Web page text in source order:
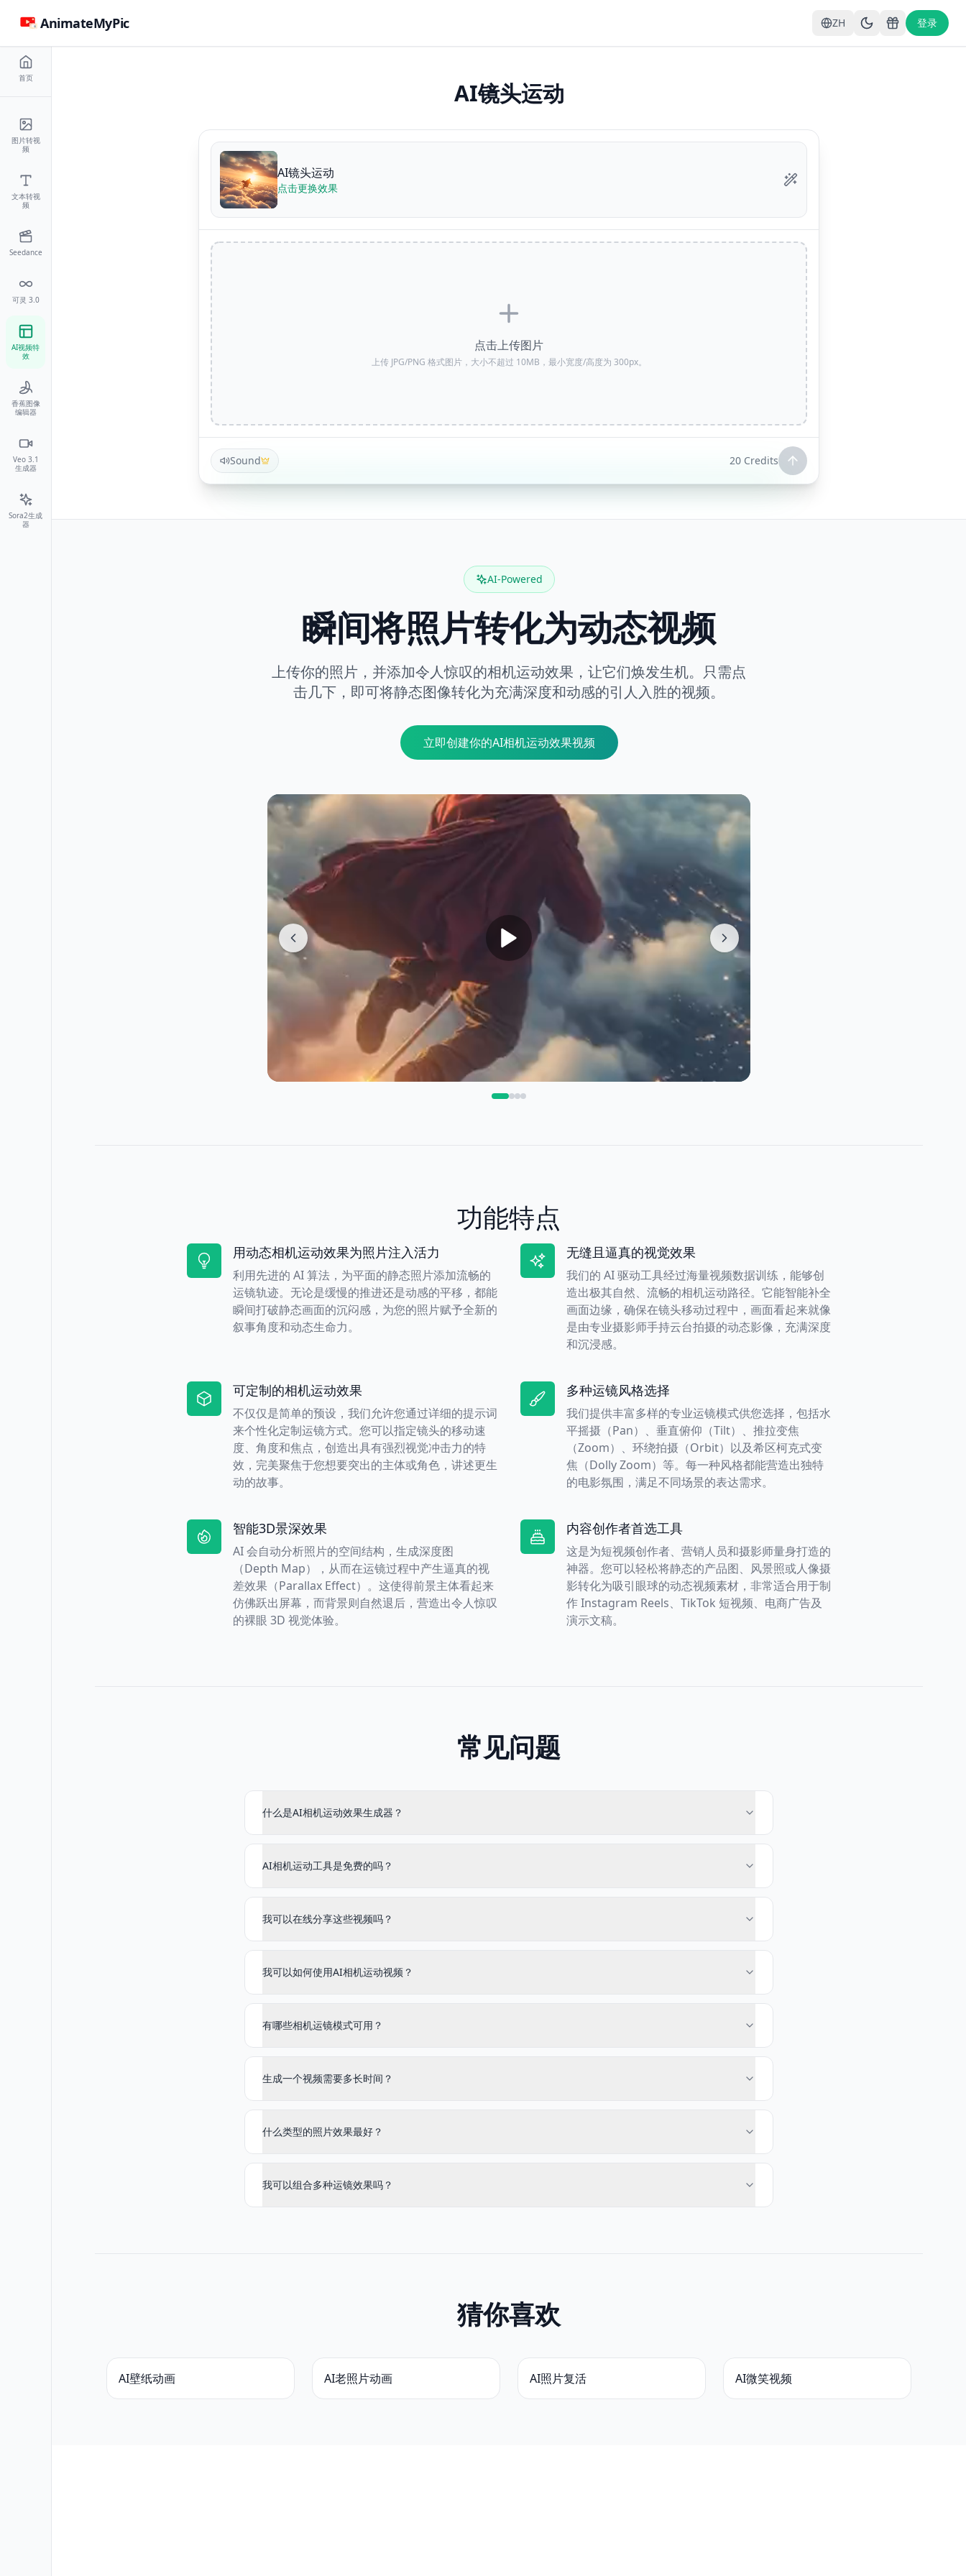
AnimateMyPic ZH 登录
首页
图片转视
频
文本转视
频
Seedance
可灵 3.0
AI视频特
效
香蕉图像
编辑器
Veo 3.1
生成器
Sora2生成
器
AI镜头运动
AI镜头运动
点击更换效果
点击上传图片
上传 JPG/PNG 格式图片，大小不超过 10MB，最小宽度/高度为 300px。
Sound 20 Credits
AI-Powered
瞬间将照片转化为动态视频
上传你的照片，并添加令人惊叹的相机运动效果，让它们焕发生机。只需点
击几下，即可将静态图像转化为充满深度和动感的引人入胜的视频。
立即创建你的AI相机运动效果视频
功能特点
用动态相机运动效果为照片注入活力
利用先进的 AI 算法，为平面的静态照片添加流畅的
运镜轨迹。无论是缓慢的推进还是动感的平移，都能
瞬间打破静态画面的沉闷感，为您的照片赋予全新的
叙事角度和动态生命力。
无缝且逼真的视觉效果
我们的 AI 驱动工具经过海量视频数据训练，能够创
造出极其自然、流畅的相机运动路径。它能智能补全
画面边缘，确保在镜头移动过程中，画面看起来就像
是由专业摄影师手持云台拍摄的动态影像，充满深度
和沉浸感。
可定制的相机运动效果
不仅仅是简单的预设，我们允许您通过详细的提示词
来个性化定制运镜方式。您可以指定镜头的移动速
度、角度和焦点，创造出具有强烈视觉冲击力的特
效，完美聚焦于您想要突出的主体或角色，讲述更生
动的故事。
多种运镜风格选择
我们提供丰富多样的专业运镜模式供您选择，包括水
平摇摄（Pan）、垂直俯仰（Tilt）、推拉变焦
（Zoom）、环绕拍摄（Orbit）以及希区柯克式变
焦（Dolly Zoom）等。每一种风格都能营造出独特
的电影氛围，满足不同场景的表达需求。
智能3D景深效果
AI 会自动分析照片的空间结构，生成深度图
（Depth Map），从而在运镜过程中产生逼真的视
差效果（Parallax Effect）。这使得前景主体看起来
仿佛跃出屏幕，而背景则自然退后，营造出令人惊叹
的裸眼 3D 视觉体验。
内容创作者首选工具
这是为短视频创作者、营销人员和摄影师量身打造的
神器。您可以轻松将静态的产品图、风景照或人像摄
影转化为吸引眼球的动态视频素材，非常适合用于制
作 Instagram Reels、TikTok 短视频、电商广告及
演示文稿。
常见问题
什么是AI相机运动效果生成器？
AI相机运动工具是免费的吗？
我可以在线分享这些视频吗？
我可以如何使用AI相机运动视频？
有哪些相机运镜模式可用？
生成一个视频需要多长时间？
什么类型的照片效果最好？
我可以组合多种运镜效果吗？
猜你喜欢
AI壁纸动画 AI老照片动画 AI照片复活 AI微笑视频